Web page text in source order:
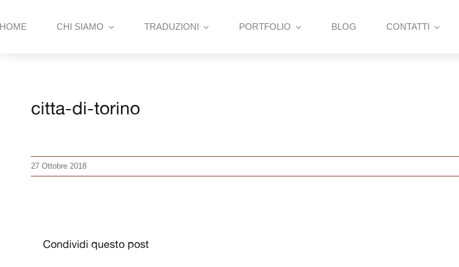
to
HOME CHI SIAMO TRADUZIONI PORTFOLIO BLOG CONTATTI
citta-di-torino
27 Ottobre 2018
Condividi questo post